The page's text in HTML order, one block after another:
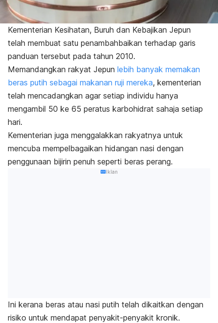
Kementerian Kesihatan, Buruh dan Kebajikan Jepun
telah membuat satu penambahbaikan terhadap garis
panduan tersebut pada tahun 2010.
Memandangkan rakyat Jepun lebih banyak memakan
beras putih sebagai makanan ruji mereka, kementerian
telah mencadangkan agar setiap individu hanya
mengambil 50 ke 65 peratus karbohidrat sahaja setiap
hari.
Kementerian juga menggalakkan rakyatnya untuk
mencuba mempelbagaikan hidangan nasi dengan
penggunaan bijirin penuh seperti beras perang.
Iklan
Ini kerana beras atau nasi putih telah dikaitkan dengan
risiko untuk mendapat penyakit-penyakit kronik.